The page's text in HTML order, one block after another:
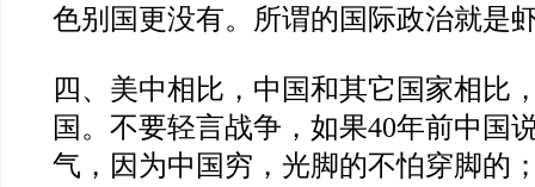
色别国更没有。所谓的国际政治就是
四、美中相比，中国和其它国家相比
国。不要轻言战争，如果40年前中国
气，因为中国穷，光脚的不怕穿脚的